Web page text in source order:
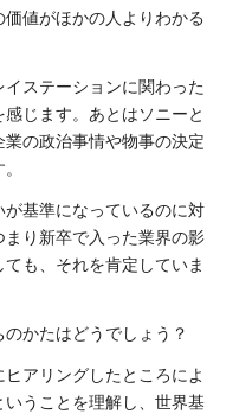
値がほかの人よりわかる
ステーションに関わった
じます。あとはソニーと
の政治事情や物事の決定
基準になっているのに対
り新卒で入った業界の影
も、それを肯定していま
かたはどうでしょう？
アリングしたところによ
うことを理解し、世界基